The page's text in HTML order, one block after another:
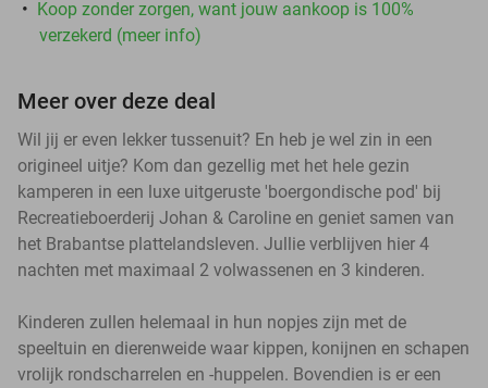
Koop zonder zorgen, want jouw aankoop is 100%
verzekerd (meer info)
Meer over deze deal
Wil jij er even lekker tussenuit? En heb je wel zin in een
origineel uitje? Kom dan gezellig met het hele gezin
kamperen in een luxe uitgeruste 'boergondische pod' bij
Recreatieboerderij Johan & Caroline en geniet samen van
het Brabantse plattelandsleven. Jullie verblijven hier 4
nachten met maximaal 2 volwassenen en 3 kinderen.
Kinderen zullen helemaal in hun nopjes zijn met de
speeltuin en dierenweide waar kippen, konijnen en schapen
vrolijk rondscharrelen en -huppelen. Bovendien is er een